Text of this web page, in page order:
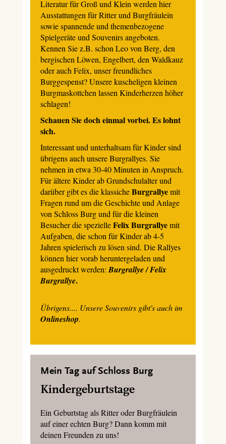
Literatur für Groß und Klein werden hier
Ausstattungen für Ritter und Burgfräulein
sowie spannende und themenbezogene
Spielgeräte und Souvenirs angeboten.
Kennen Sie z.B. schon Leo von Berg, den
bergischen Löwen, Engelbert, den Waldkauz
oder auch Felix, unser freundliches
Burggespenst? Unsere kuscheligen kleinen
Burgmaskottchen lassen Kinderherzen höher
schlagen!
Schauen Sie doch einmal vorbei. Es lohnt
sich.
Interessant und unterhaltsam für Kinder sind
übrigens auch unsere Burgrallyes. Sie
nehmen in etwa 30-40 Minuten in Anspruch.
Für ältere Kinder ab Grundschulalter und
darüber gibt es die klassicheBurgrallyemit
Fragen rund um die Geschichte und Anlage
von Schloss Burg und für die kleinen
Besucher die spezielleFelix Burgrallyemit
Aufgaben, die schon für Kinder ab 4-5
Jahren spielerisch zu lösen sind. Die Rallyes
können hier vorab heruntergeladen und
ausgedruckt werden:Burgrallye / Felix
Burgrallye.
Übrigens.... Unsere Souvenirs gibt's auch im
Onlineshop.
Mein Tag auf Schloss Burg
Kindergeburtstage
Ein Geburtstag als Ritter oder Burgfräulein
auf einer echten Burg? Dann komm mit
deinen Freunden zu uns!